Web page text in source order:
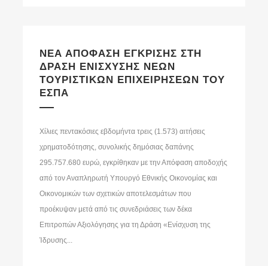
ΝΕΑ ΑΠΟΦΑΣΗ ΕΓΚΡΙΣΗΣ ΣΤΗ
ΔΡΑΣΗ ΕΝΙΣΧΥΣΗΣ ΝΕΩΝ
ΤΟΥΡΙΣΤΙΚΩΝ ΕΠΙΧΕΙΡΗΣΕΩΝ ΤΟΥ
ΕΣΠΑ
Χίλιες πεντακόσιες εβδομήντα τρεις (1.573) αιτήσεις
χρηματοδότησης, συνολικής δημόσιας δαπάνης
295.757.680 ευρώ, εγκρίθηκαν με την Απόφαση αποδοχής
από τον Αναπληρωτή Υπουργό Εθνικής Οικονομίας και
Οικονομικών των σχετικών αποτελεσμάτων που
προέκυψαν μετά από τις συνεδριάσεις των δέκα
Επιτροπών Αξιολόγησης για τη Δράση «Ενίσχυση της
Ίδρυσης...